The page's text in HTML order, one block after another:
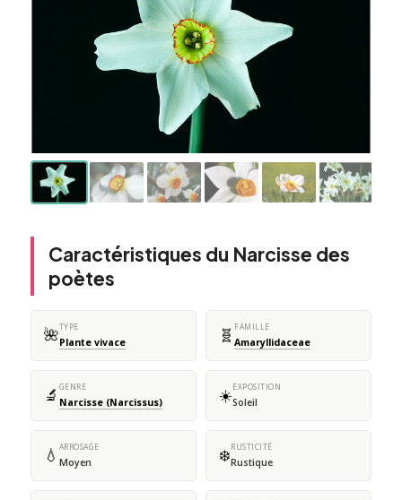
Caractéristiques du Narcisse des
poètes
🌺TYPE
Plante vivace 🧬 FAMILLE
Amaryllidaceae
🔬 GENRE
Narcisse (Narcissus) ☀️EXPOSITION
Soleil
💧 ARROSAGE
Moyen ❄️RUSTICITÉ
Rustique